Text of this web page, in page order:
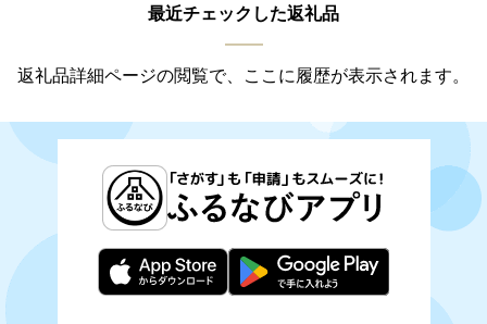
最近チェックした返礼品
返礼品詳細ページの閲覧で、ここに履歴が表示されます。